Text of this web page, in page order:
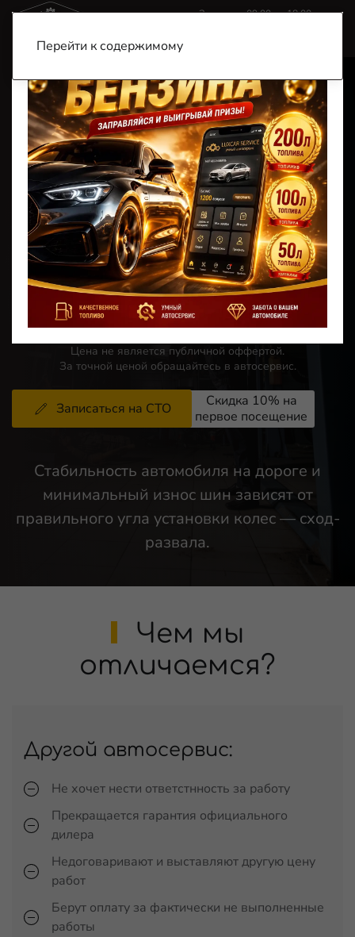
Перейти к содержимому
Звоните c 09:00 до 18:00
Главная Услуги Ремонт Подвески Сход-развал
Сход-развал в
Таганроге
от 1 500 ₽
Цена не является публичной оффертой.
За точной ценой обращайтесь в автосервис.
Записаться на СТО
Стабильность автомобиля на дороге и
минимальный износ шин зависят от
правильного угла установки колес — сход-
развала.
Чем мы
отличаемся?
Другой автосервис:
Не хочет нести ответстнность за работу
Прекращается гарантия официального
дилера
Недоговаривают и выставляют другую цену
работ
Берут оплату за фактически не выполненные
работы